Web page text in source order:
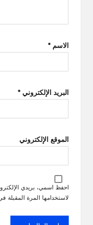
الاسم *
البريد الإلكتروني *
الموقع الإلكتروني
احفظ اسمي، بريدي
لاستخدامها المرة المقبلة